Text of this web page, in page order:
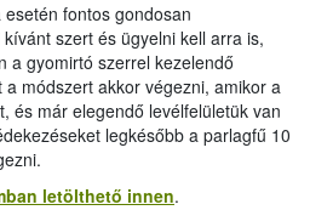
esetén fontos gondosan
szert és ügyelni kell arra is,
a gyomirtó szerrel kezelendő
módszert akkor végezni, amikor a
és már elegendő levélfelületük van
legkésőbb a parlagfű 10
letölthető innen.